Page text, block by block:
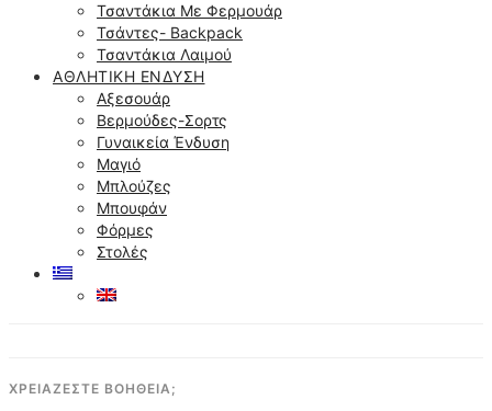
Τσαντάκια Με Φερμουάρ
Τσάντες- Backpack
Τσαντάκια Λαιμού
ΑΘΛΗΤΙΚΉ ΈΝΔΥΣΗ
Αξεσουάρ
Βερμούδες-Σορτς
Γυναικεία Ένδυση
Μαγιό
Μπλούζες
Μπουφάν
Φόρμες
Στολές
ΧΡΕΙΑΖΕΣΤΕ ΒΟΗΘΕΙΑ;